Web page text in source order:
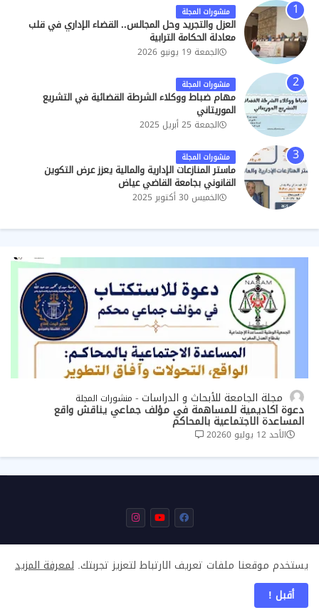
منشورات المجلة
العزل والتجريد وحل المجالس.. القضاء الإداري في قلب
معادلة الحكامة الترابية
الجمعة 19 يونيو 2026
منشورات المجلة
مهام ضباط ووكلاء الشرطة القضائية في التشريع
الموريتاني
الجمعة 25 أبريل 2025
منشورات المجلة
ماستر المنازعات الإدارية والمالية يعزز عرض التكوين
القانوني بجامعة القاضي عياض
الخميس 30 أكتوبر 2025
مجلة الجامعة للأبحاث و الدراسات منشورات المجلة
دعوة أكاديمية للمساهمة في مؤلف جماعي يناقش واقع
المساعدة الاجتماعية بالمحاكم
الأحد 12 يوليو 2026 0
من نحن اتصل بنا
يستخدم موقعنا ملفات تعريف الارتباط لتعزيز تجربتك. لمعرفة المزيد
أقبل !